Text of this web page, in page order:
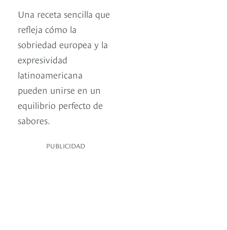
Una receta sencilla que
refleja cómo la
sobriedad europea y la
expresividad
latinoamericana
pueden unirse en un
equilibrio perfecto de
sabores.
PUBLICIDAD